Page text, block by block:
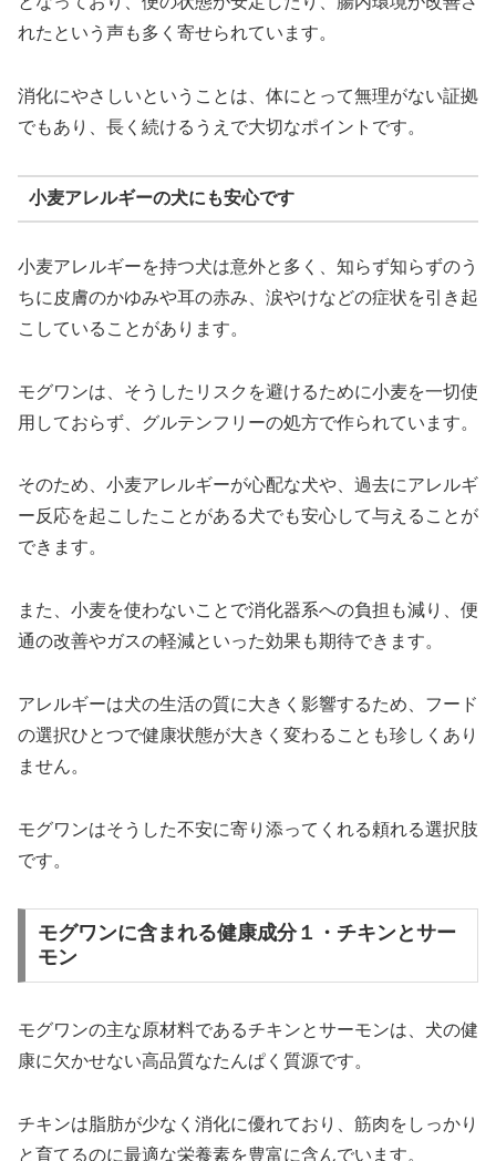
れたという声も多く寄せられています。
消化にやさしいということは、体にとって無理がない証拠
でもあり、長く続けるうえで大切なポイントです。
小麦アレルギーの犬にも安心です
小麦アレルギーを持つ犬は意外と多く、知らず知らずのう
ちに皮膚のかゆみや耳の赤み、涙やけなどの症状を引き起
こしていることがあります。
モグワンは、そうしたリスクを避けるために小麦を一切使
用しておらず、グルテンフリーの処方で作られています。
そのため、小麦アレルギーが心配な犬や、過去にアレルギ
ー反応を起こしたことがある犬でも安心して与えることが
できます。
また、小麦を使わないことで消化器系への負担も減り、便
通の改善やガスの軽減といった効果も期待できます。
アレルギーは犬の生活の質に大きく影響するため、フード
の選択ひとつで健康状態が大きく変わることも珍しくあり
ません。
モグワンはそうした不安に寄り添ってくれる頼れる選択肢
です。
モグワンに含まれる健康成分１・チキンとサー
モン
モグワンの主な原材料であるチキンとサーモンは、犬の健
康に欠かせない高品質なたんぱく質源です。
チキンは脂肪が少なく消化に優れており、筋肉をしっかり
と育てるのに最適な栄養素を豊富に含んでいます。